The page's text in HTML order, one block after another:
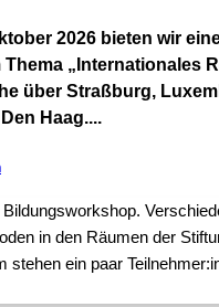
2026 bieten wir
„Internationales
über Straßburg,
Haag....